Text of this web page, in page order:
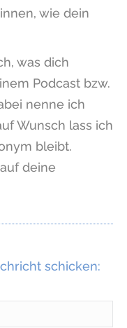
wie dein
was dich
Podcast bzw.
nenne ich
Wunsch lass ich
bleibt.
deine
schicken: